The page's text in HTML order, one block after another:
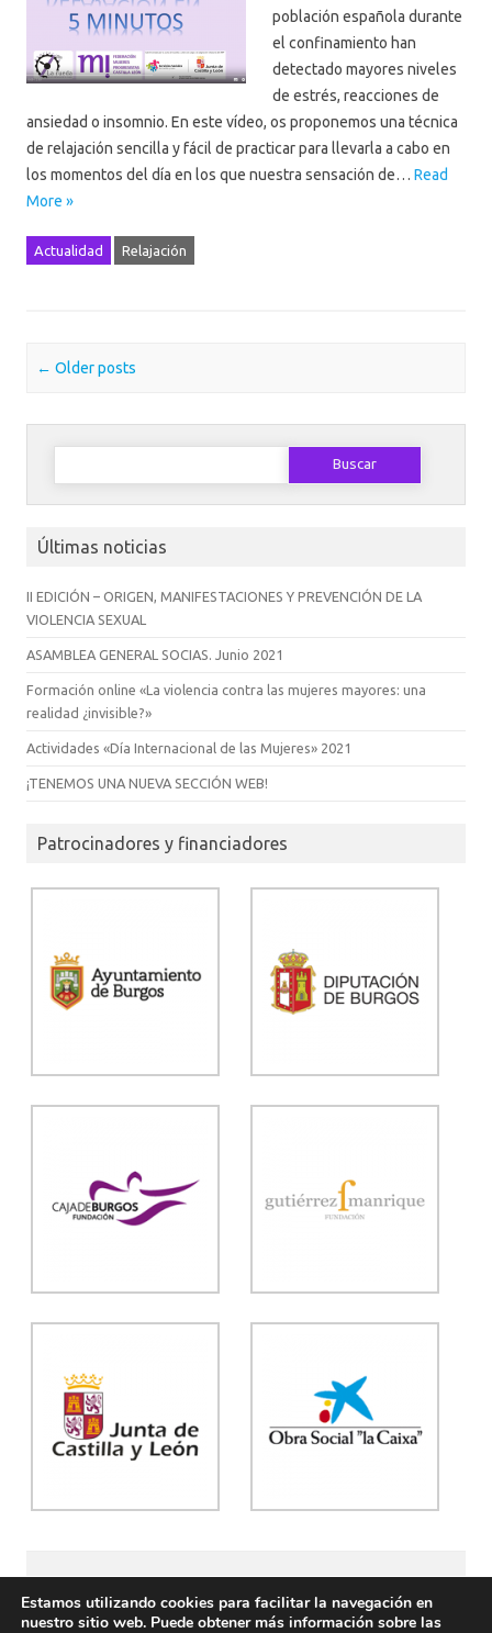
población española durante
el confinamiento han
detectado mayores niveles
de estrés, reacciones de
ansiedad o insomnio. En este vídeo, os proponemos una técnica
de relajación sencilla y fácil de practicar para llevarla a cabo en
los momentos del día en los que nuestra sensación de… Read
More »
Actualidad Relajación
Post navigation
← Older posts
Buscar:
Últimas noticias
II EDICIÓN – ORIGEN, MANIFESTACIONES Y PREVENCIÓN DE LA
VIOLENCIA SEXUAL
ASAMBLEA GENERAL SOCIAS. Junio 2021
Formación online «La violencia contra las mujeres mayores: una
realidad ¿invisible?»
Actividades «Día Internacional de las Mujeres» 2021
¡TENEMOS UNA NUEVA SECCIÓN WEB!
Patrocinadores y financiadores
Asociación para la defensa de la Mujer
La rueda
C/ Cabestreros 2 C, 1ª planta (Burgos) Telfs.: 947 205 127
Estamos utilizando cookies para facilitar la navegación en
nuestro sitio web. Puede obtener más información sobre las